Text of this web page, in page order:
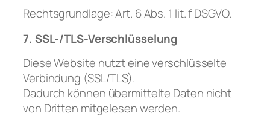
Rechtsgrundlage: Art. 6 Abs. 1 lit. f DSGVO.
7. SSL-/TLS-Verschlüsselung
Diese Website nutzt eine verschlüsselte
Verbindung (SSL/TLS).
Dadurch können übermittelte Daten nicht
von Dritten mitgelesen werden.